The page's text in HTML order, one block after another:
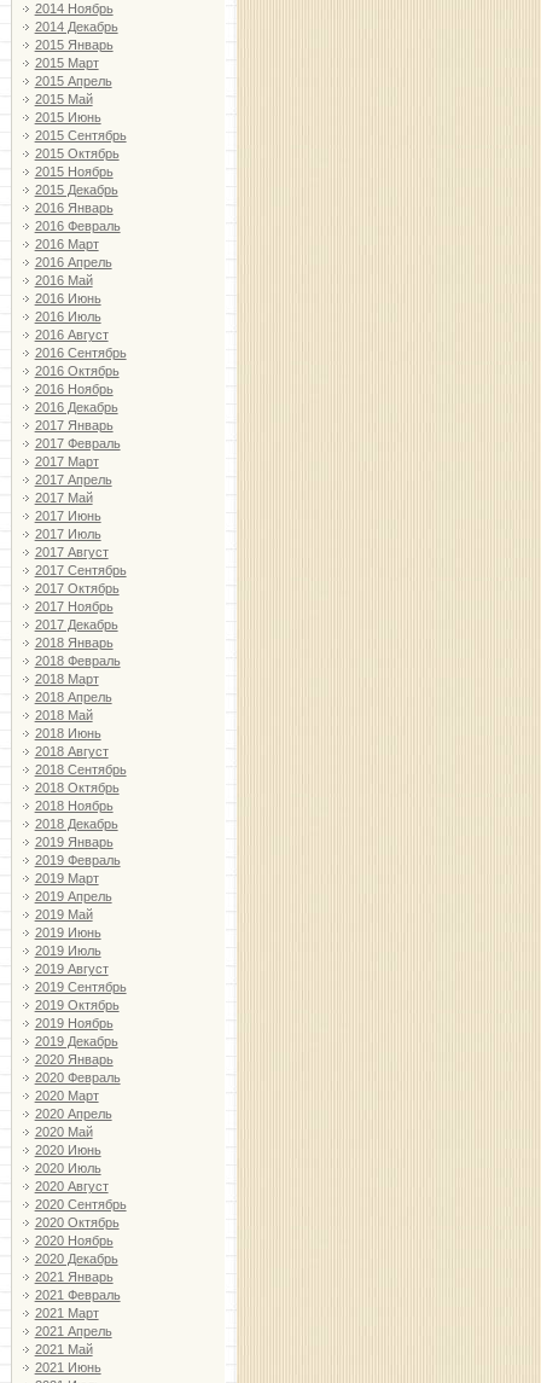
2014 Ноябрь
2014 Декабрь
2015 Январь
2015 Март
2015 Апрель
2015 Май
2015 Июнь
2015 Сентябрь
2015 Октябрь
2015 Ноябрь
2015 Декабрь
2016 Январь
2016 Февраль
2016 Март
2016 Апрель
2016 Май
2016 Июнь
2016 Июль
2016 Август
2016 Сентябрь
2016 Октябрь
2016 Ноябрь
2016 Декабрь
2017 Январь
2017 Февраль
2017 Март
2017 Апрель
2017 Май
2017 Июнь
2017 Июль
2017 Август
2017 Сентябрь
2017 Октябрь
2017 Ноябрь
2017 Декабрь
2018 Январь
2018 Февраль
2018 Март
2018 Апрель
2018 Май
2018 Июнь
2018 Август
2018 Сентябрь
2018 Октябрь
2018 Ноябрь
2018 Декабрь
2019 Январь
2019 Февраль
2019 Март
2019 Апрель
2019 Май
2019 Июнь
2019 Июль
2019 Август
2019 Сентябрь
2019 Октябрь
2019 Ноябрь
2019 Декабрь
2020 Январь
2020 Февраль
2020 Март
2020 Апрель
2020 Май
2020 Июнь
2020 Июль
2020 Август
2020 Сентябрь
2020 Октябрь
2020 Ноябрь
2020 Декабрь
2021 Январь
2021 Февраль
2021 Март
2021 Апрель
2021 Май
2021 Июнь